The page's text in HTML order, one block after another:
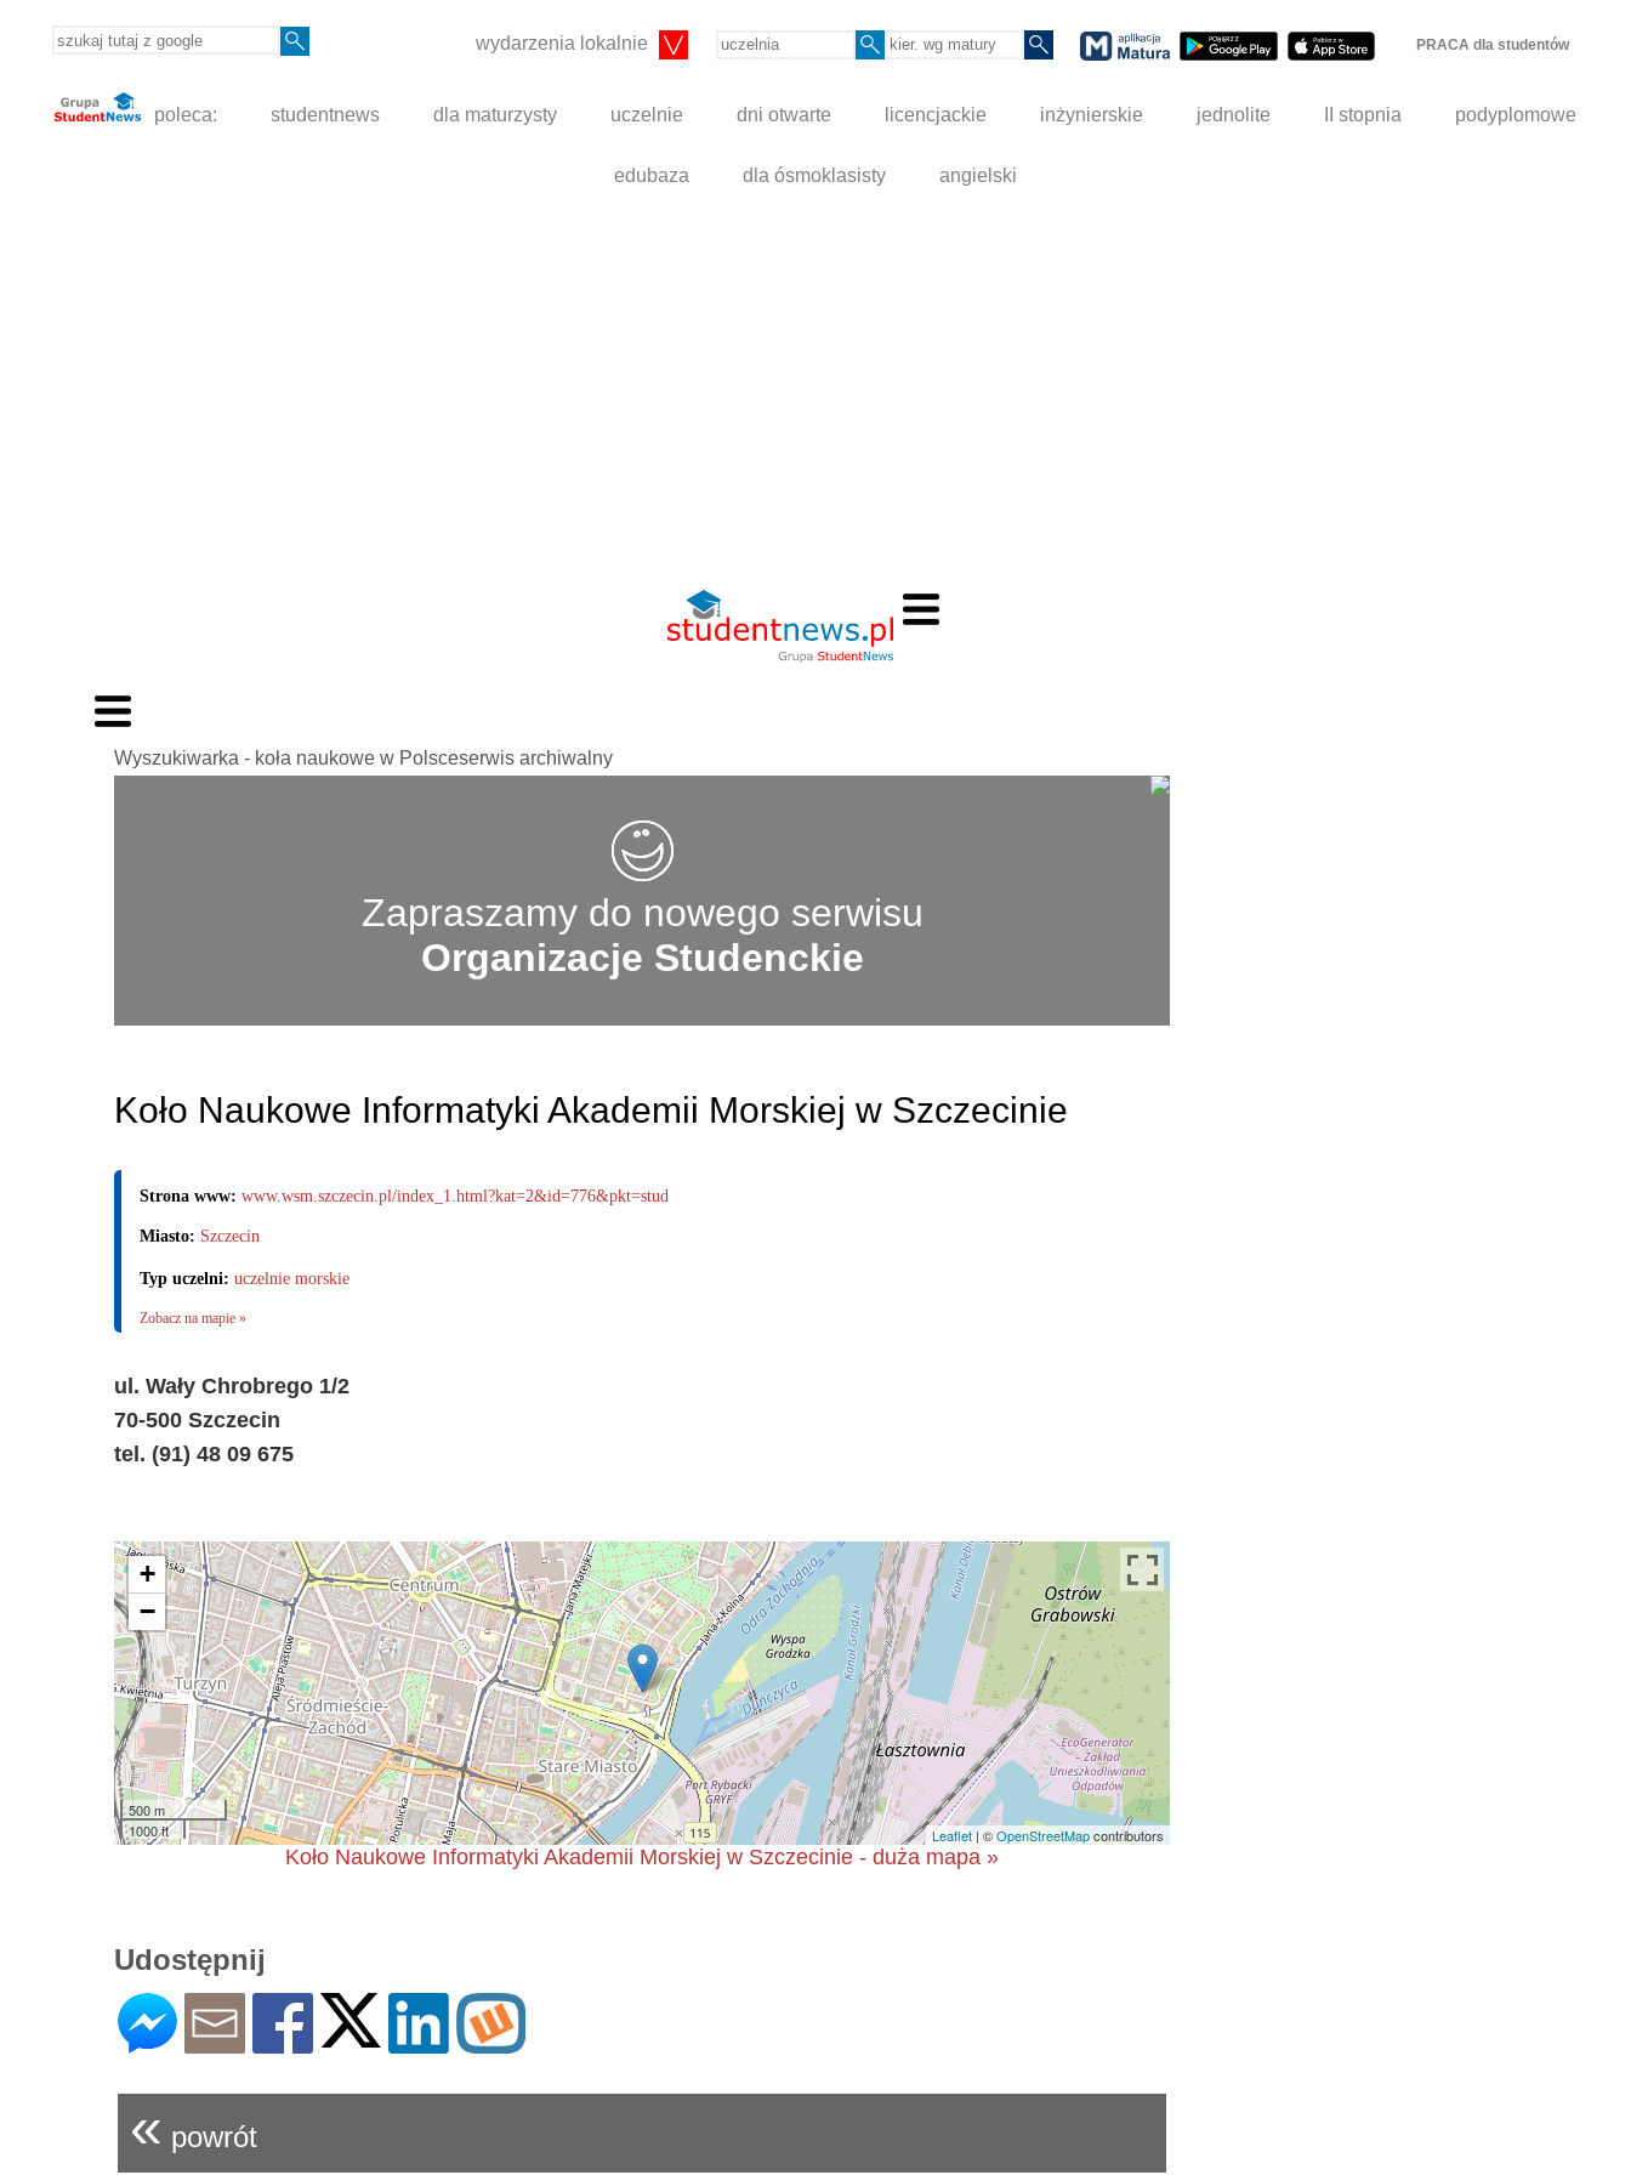
wydarzenia lokalnie PRACA dla studentów
poleca: studentnews dla maturzysty uczelnie dni otwarte licencjackie inżynierskie jednolite II stopnia podyplomowe
edubaza dla ósmoklasisty angielski
Wyszukiwarka - koła naukowe w Polsceserwis archiwalny
Zapraszamy do nowego serwisu
Organizacje Studenckie
Koło Naukowe Informatyki Akademii Morskiej w Szczecinie
Strona www: www.wsm.szczecin.pl/index_1.html?kat=2&id=776&pkt=stud
Miasto: Szczecin
Typ uczelni: uczelnie morskie
Zobacz na mapie »
ul. Wały Chrobrego 1/2
70-500 Szczecin
tel. (91) 48 09 675
+
−
500 m
1000 ft
Leaflet | ©OpenStreetMapcontributors
Koło Naukowe Informatyki Akademii Morskiej w Szczecinie - duża mapa »
Udostępnij
« powrót